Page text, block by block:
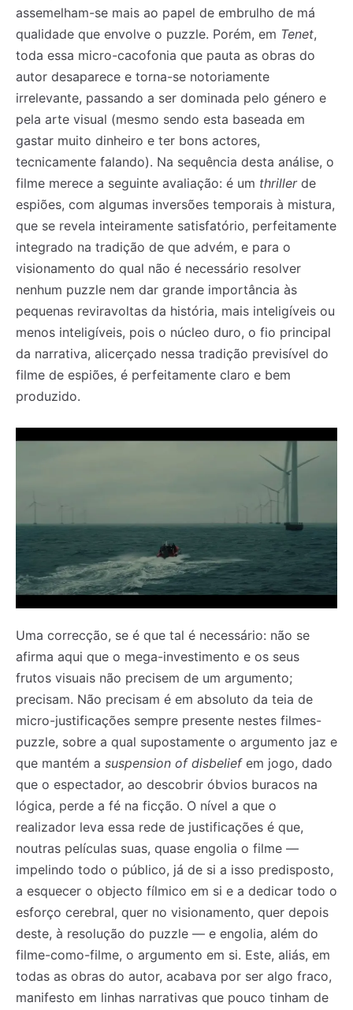
assemelham-se mais ao papel de embrulho de má
qualidade que envolve o puzzle. Porém, em Tenet,
toda essa micro-cacofonia que pauta as obras do
autor desaparece e torna-se notoriamente
irrelevante, passando a ser dominada pelo género e
pela arte visual (mesmo sendo esta baseada em
gastar muito dinheiro e ter bons actores,
tecnicamente falando). Na sequência desta análise, o
filme merece a seguinte avaliação: é um thrillerde
espiões, com algumas inversões temporais à mistura,
que se revela inteiramente satisfatório, perfeitamente
integrado na tradição de que advém, e para o
visionamento do qual não é necessário resolver
nenhum puzzle nem dar grande importância às
pequenas reviravoltas da história, mais inteligíveis ou
menos inteligíveis, pois o núcleo duro, o fio principal
da narrativa, alicerçado nessa tradição previsível do
filme de espiões, é perfeitamente claro e bem
produzido.
Uma correcção, se é que tal é necessário: não se
afirma aqui que o mega-investimento e os seus
frutos visuais não precisem de um argumento;
precisam. Não precisam é em absoluto da teia de
micro-justificações sempre presente nestes filmes-
puzzle, sobre a qual supostamente o argumento jaz e
que mantém a suspension of disbeliefem jogo, dado
que o espectador, ao descobrir óbvios buracos na
lógica, perde a fé na ficção. O nível a que o
realizador leva essa rede de justificações é que,
noutras películas suas, quase engolia o filme —
impelindo todo o público, já de si a isso predisposto,
a esquecer o objecto fílmico em si e a dedicar todo o
esforço cerebral, quer no visionamento, quer depois
deste, à resolução do puzzle — e engolia, além do
filme-como-filme, o argumento em si. Este, aliás, em
todas as obras do autor, acabava por ser algo fraco,
manifesto em linhas narrativas que pouco tinham de